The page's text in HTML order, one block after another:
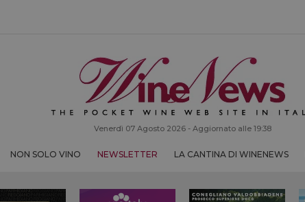
Venerdì 07 Agosto 2026 - Aggiornato alle 19:38
NON SOLO VINO NEWSLETTER LA CANTINA DI WINENEWS